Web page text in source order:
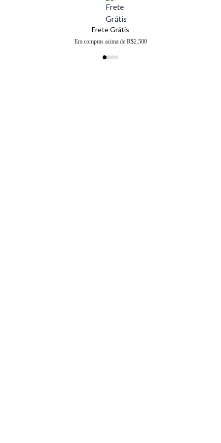
Frete Grátis
Em compras acima de R$2.500